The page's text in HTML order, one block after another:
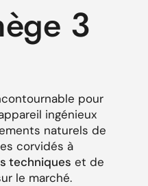
3
pour
ingénieux
naturels de
corvidés à
techniques et de
le marché.